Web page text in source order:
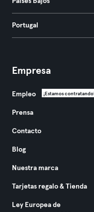
Portugal
Empresa
Empleo ¡Estamos
Prensa
Contacto
Blog
Nuestra marca
Tarjetas regalo & Tienda
Ley Europea de